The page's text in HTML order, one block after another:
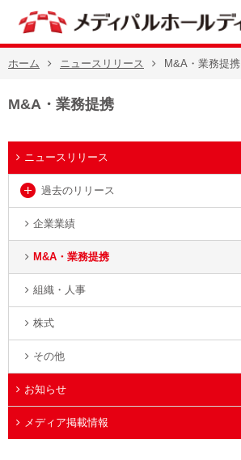
ホーム ニュースリリース M&A・業務提携
M&A・業務提携
ニュースリリース
過去のリリース
企業業績
M&A・業務提携
組織・人事
株式
その他
お知らせ
メディア掲載情報